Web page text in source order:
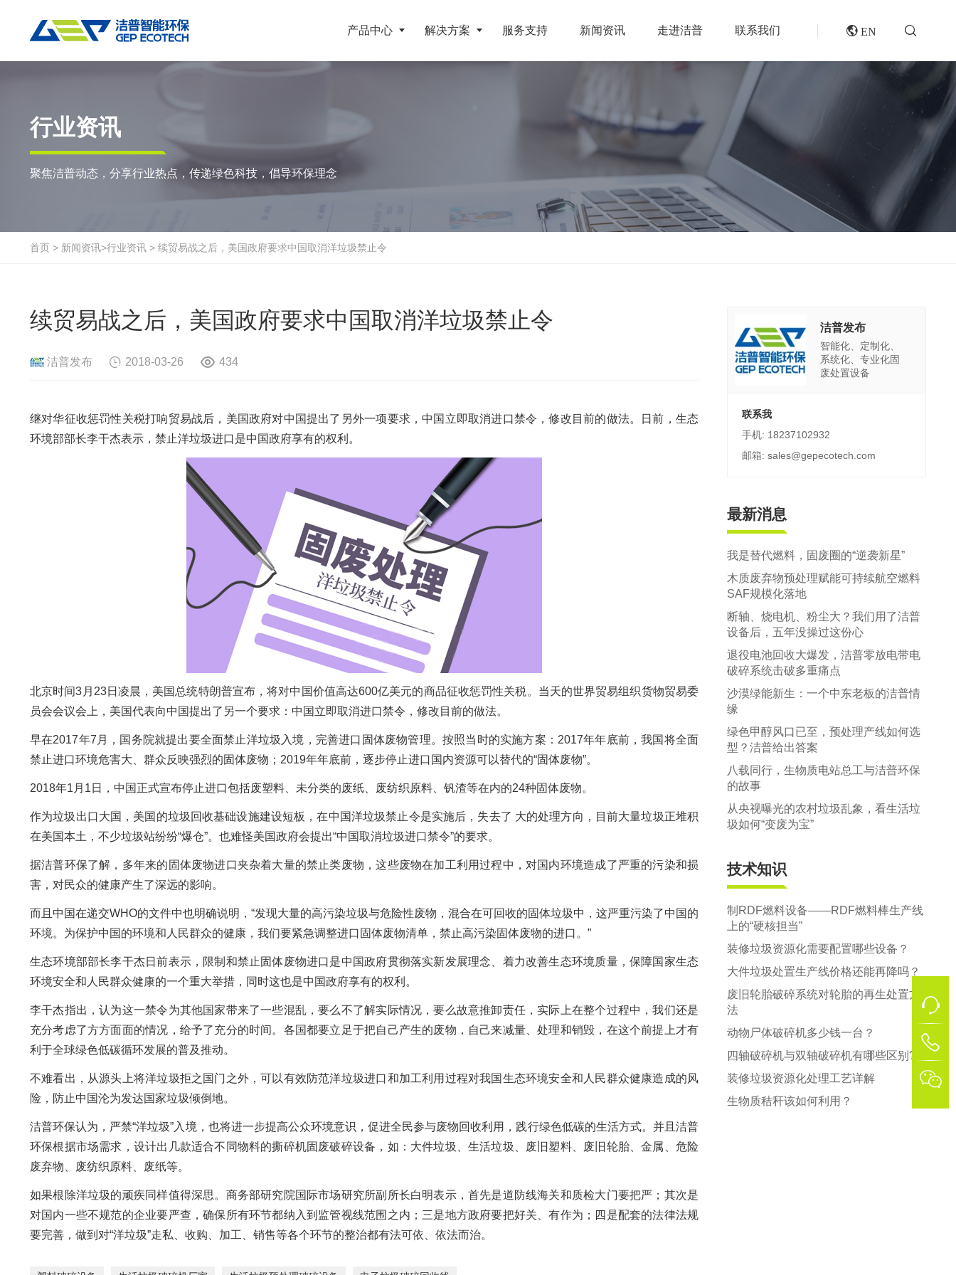
产品中心
双轴撕碎机
单轴撕碎机
液压粗碎机
环锤式粉碎机
鼓式粉碎机
通用型粉碎机
破碎设备
立轴冲击式破碎机
挤压成型设备
生物质颗粒机
液压打包机
封闭式破碎系统
废轮胎热解系统
橡胶破胶机组
分选分离设备
滚筒筛
磁选机
涡电流分选机
解决方案
RDF/SRF燃料制备系统
大件垃圾资源化系统
生物质资源化系统
危险废物资源化系统
陈腐垃圾 废电池
风电叶片 废旧电缆
废桶 硬盘
废旧电路板 旧沙发床垫
江苏地区年产10万吨废纺替代燃料生产线
北京某再生资源分拣中心项目
江西大件垃圾资源化处置项目
浙江工业固废RDF燃料生产线
广东移动式建筑垃圾处理项目
专题报道
风电叶片回收处理方案及核心设备
垃圾衍生燃料RDF/SRF生产线系统
再生资源绿色分拣中心的建设规划和设备选择
水泥窑协同处置固废预处理系统
郑州市中原区生活垃圾分拣中心项目
建筑,装修,大件垃圾三位一体联合处置
服务支持 新闻资讯 走进洁普 联系我们  EN
行业资讯
聚焦洁普动态，分享行业热点，传递绿色科技，倡导环保理念
首页 > 新闻资讯>行业资讯 > 续贸易战之后，美国政府要求中国取消洋垃圾禁止令
续贸易战之后，美国政府要求中国取消洋垃圾禁止令
洁普发布 2018-03-26 434
继对华征收惩罚性关税打响贸易战后，美国政府对中国提出了另外一项要求，中国立即取消进口禁令，修改目前的做法。日前，生态
环境部部长李干杰表示，禁止洋垃圾进口是中国政府享有的权利。
北京时间3月23日凌晨，美国总统特朗普宣布，将对中国价值高达600亿美元的商品征收惩罚性关税。当天的世界贸易组织货物贸易委
员会会议会上，美国代表向中国提出了另一个要求：中国立即取消进口禁令，修改目前的做法。
早在2017年7月，国务院就提出要全面禁止洋垃圾入境，完善进口固体废物管理。按照当时的实施方案：2017年年底前，我国将全面
禁止进口环境危害大、群众反映强烈的固体废物；2019年年底前，逐步停止进口国内资源可以替代的“固体废物”。
2018年1月1日，中国正式宣布停止进口包括废塑料、未分类的废纸、废纺织原料、钒渣等在内的24种固体废物。
作为垃圾出口大国，美国的垃圾回收基础设施建设短板，在中国洋垃圾禁止令是实施后，失去了 大的处理方向，目前大量垃圾正堆积
在美国本土，不少垃圾站纷纷“爆仓”。也难怪美国政府会提出“中国取消垃圾进口禁令”的要求。
据洁普环保了解，多年来的固体废物进口夹杂着大量的禁止类废物，这些废物在加工利用过程中，对国内环境造成了严重的污染和损
害，对民众的健康产生了深远的影响。
而且中国在递交WHO的文件中也明确说明，“发现大量的高污染垃圾与危险性废物，混合在可回收的固体垃圾中，这严重污染了中国的
环境。为保护中国的环境和人民群众的健康，我们要紧急调整进口固体废物清单，禁止高污染固体废物的进口。”
生态环境部部长李干杰日前表示，限制和禁止固体废物进口是中国政府贯彻落实新发展理念、着力改善生态环境质量，保障国家生态
环境安全和人民群众健康的一个重大举措，同时这也是中国政府享有的权利。
李干杰指出，认为这一禁令为其他国家带来了一些混乱，要么不了解实际情况，要么故意推卸责任，实际上在整个过程中，我们还是
充分考虑了方方面面的情况，给予了充分的时间。各国都要立足于把自己产生的废物，自己来减量、处理和销毁，在这个前提上才有
利于全球绿色低碳循环发展的普及推动。
不难看出，从源头上将洋垃圾拒之国门之外，可以有效防范洋垃圾进口和加工利用过程对我国生态环境安全和人民群众健康造成的风
险，防止中国沦为发达国家垃圾倾倒地。
洁普环保认为，严禁“洋垃圾”入境，也将进一步提高公众环境意识，促进全民参与废物回收利用，践行绿色低碳的生活方式。并且洁普
环保根据市场需求，设计出几款适合不同物料的撕碎机固废破碎设备，如：大件垃圾、生活垃圾、废旧塑料、废旧轮胎、金属、危险
废弃物、废纺织原料、废纸等。
如果根除洋垃圾的顽疾同样值得深思。商务部研究院国际市场研究所副所长白明表示，首先是道防线海关和质检大门要把严；其次是
对国内一些不规范的企业要严查，确保所有环节都纳入到监管视线范围之内；三是地方政府要把好关、有作为；四是配套的法律法规
要完善，做到对“洋垃圾”走私、收购、加工、销售等各个环节的整治都有法可依、依法而治。
洁普发布
智能化、定制化、
系统化、专业化固
废处置设备
联系我
手机: 18237102932
邮箱: sales@gepecotech.com
最新消息
我是替代燃料，固废圈的“逆袭新星”
木质废弃物预处理赋能可持续航空燃料
SAF规模化落地
断轴、烧电机、粉尘大？我们用了洁普
设备后，五年没操过这份心
退役电池回收大爆发，洁普零放电带电
破碎系统击破多重痛点
沙漠绿能新生：一个中东老板的洁普情
缘
绿色甲醇风口已至，预处理产线如何选
型？洁普给出答案
八载同行，生物质电站总工与洁普环保
的故事
从央视曝光的农村垃圾乱象，看生活垃
圾如何“变废为宝”
技术知识
制RDF燃料设备——RDF燃料棒生产线
上的“硬核担当”
装修垃圾资源化需要配置哪些设备？
大件垃圾处置生产线价格还能再降吗？
废旧轮胎破碎系统对轮胎的再生处置方
法
动物尸体破碎机多少钱一台？
四轴破碎机与双轴破碎机有哪些区别?
装修垃圾资源化处理工艺详解
生物质秸秆该如何利用？
